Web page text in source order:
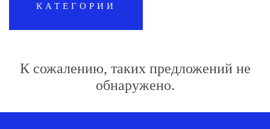
КАТЕГОРИИ
К сожалению, таких предложений не
обнаружено.